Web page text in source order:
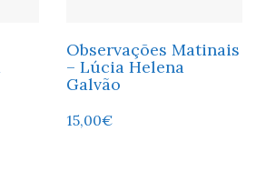
Observações Matinais
– Lúcia Helena
Galvão
15,00€